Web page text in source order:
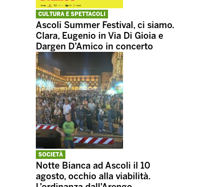
CULTURA E SPETTACOLI
Ascoli Summer Festival, ci siamo.
Clara, Eugenio in Via Di Gioia e
Dargen D’Amico in concerto
SOCIETÀ
Notte Bianca ad Ascoli il 10
agosto, occhio alla viabilità.